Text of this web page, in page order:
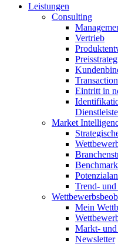
Leistungen
Consulting
Vertrieb
Eintritt in
Market
Trend-
Mein
Markt-
Newsletter